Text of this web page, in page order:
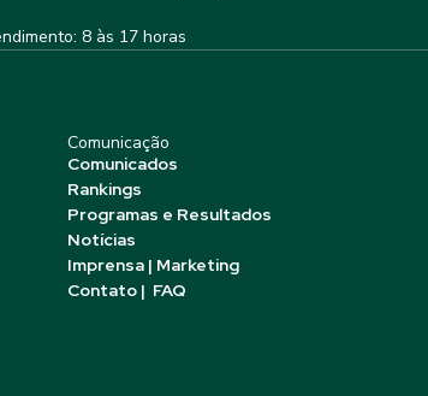
8 às 17 horas
Comunicação
Comunicados
Rankings
Programas e Resultados
Notícias
Imprensa | Marketing
Contato | FAQ